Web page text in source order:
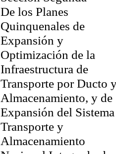
De los Planes
Quinquenales de
Expansión y
Optimización de la
Infraestructura de
Transporte por Ducto
Almacenamiento, y de
Expansión del
Transporte y
Almacenamiento